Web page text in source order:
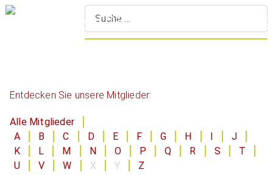
Entdecken Sie unsere Mitglieder:
Alle Mitglieder
A
B C D E F G H
J
K
L M N O P Q R S
T
U
V W X Y Z